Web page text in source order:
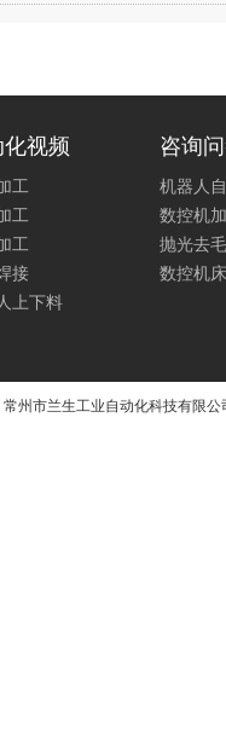
化视频
工
工
工
接
上下料
咨询
机器人
数控机
抛光去
数控机
常州市兰生工业自动化科技有限